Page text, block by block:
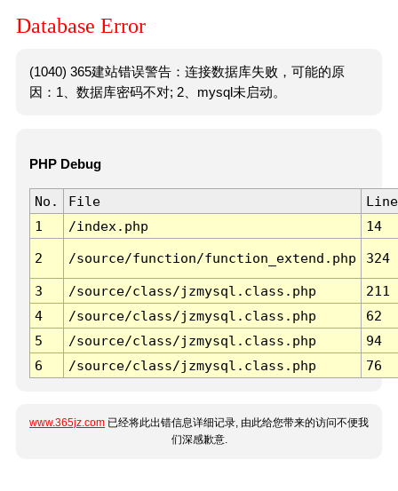
Database Error
(1040) 365建站错误警告：连接数据库失败，可能的原
因：1、数据库密码不对; 2、mysql未启动。
PHP Debug
No. File
Line
1
/index.php 14
2 /source/function/function_extend.php 324
3 /source/class/jzmysql.class.php
211
4
/source/class/jzmysql.class.php
62
5
/source/class/jzmysql.class.php
94
6
/source/class/jzmysql.class.php 76
www.365jz.com 已经将此出错信息详细记录, 由此给您带来的访问不便我
们深感歉意.